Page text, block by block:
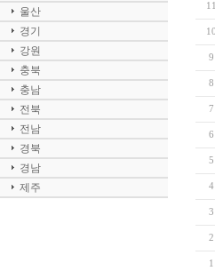
울산
경기
강원
충북
충남
전북
전남
경북
경남
제주
11
10
9
8
7
6
5
4
3
2
1